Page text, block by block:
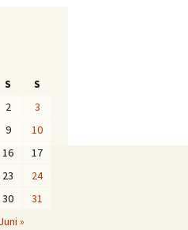
S
S
2
3
9
10
16
17
23
24
30
31
Juni »